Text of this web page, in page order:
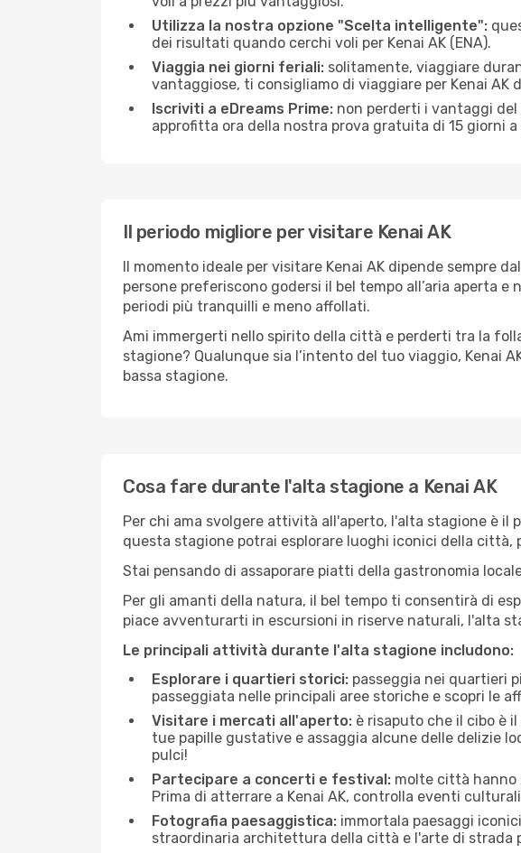
Utilizza la nostra opzione "Scelta intelligente":
dei risultati quando cerchi voli per Kenai AK (ENA).
Viaggia nei giorni feriali: solitamente, viaggiare
vantaggiose, ti consigliamo di viaggiare per Kenai AK
Iscriviti a eDreams Prime: non perderti i vantaggi del
approfitta ora della nostra prova gratuita di 15 giorni
Il periodo migliore per visitare Kenai AK
Il momento ideale per visitare Kenai AK dipende sempre
persone preferiscono godersi il bel tempo all’aria aperta
periodi più tranquilli e meno affollati.
Ami immergerti nello spirito della città e perderti tra la
stagione? Qualunque sia l’intento del tuo viaggio, Kenai
bassa stagione.
Cosa fare durante l'alta stagione a Kenai AK
Per chi ama svolgere attività all'aperto, l'alta stagione è
questa stagione potrai esplorare luoghi iconici della
Stai pensando di assaporare piatti della gastronomia
Per gli amanti della natura, il bel tempo ti consentirà di
piace avventurarti in escursioni in riserve naturali, l'alta
Le principali attività durante l'alta stagione includono:
Esplorare i quartieri storici: passeggia nei quartieri
passeggiata nelle principali aree storiche e scopri le
Visitare i mercati all'aperto: è risaputo che il cibo è
tue papille gustative e assaggia alcune delle delizie
pulci!
Partecipare a concerti e festival: molte città hanno
Prima di atterrare a Kenai AK, controlla eventi
Fotografia paesaggistica: immortala paesaggi
straordinaria architettura della città e l'arte di strada